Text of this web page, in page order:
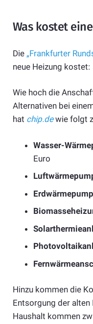
Was kostet
Die „Frankfurter
neue Heizung kostet:
Wie hoch die
Alternativen bei
hat chip.dewie folgt
Wasser-
Euro
Hinzu kommen die
Entsorgung der alten
Haushalt kommen